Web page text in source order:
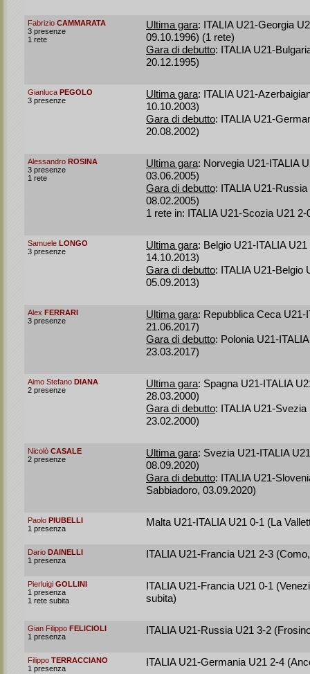
Fabrizio CAMMARATA
3 presenze
1 rete
Ultima gara: ITALIA U21-Georgia
09.10.1996) (1 rete)
Gara di debutto: ITALIA U21-
20.12.1995)
Gianluca PEGOLO
3 presenze
Ultima gara: ITALIA U21-
10.10.2003)
Gara di debutto: ITALIA U21-
20.08.2002)
Alessandro ROSINA
3 presenze
1 rete
Ultima gara: Norvegia U21-ITALIA
03.06.2005)
Gara di debutto: ITALIA U21-
08.02.2005)
1 rete in: ITALIA U21-Scozia U21
Samuele LONGO
3 presenze
Ultima gara: Belgio U21-ITALIA
14.10.2013)
Gara di debutto: ITALIA U21-Belgio
05.09.2013)
Alex FERRARI
3 presenze
Ultima gara: Repubblica Ceca U21-
21.06.2017)
Gara di debutto: Polonia U21-
23.03.2017)
Aimo Stefano DIANA
2 presenze
Ultima gara: Spagna U21-ITALIA
28.03.2000)
Gara di debutto: ITALIA U21-
23.02.2000)
Nicolò CASALE
2 presenze
Ultima gara: Svezia U21-ITALIA
08.09.2020)
Gara di debutto: ITALIA U21-
Sabbiadoro, 03.09.2020)
Paolo PIUBELLI
1 presenza
Malta U21-ITALIA U21 0-1 (La
Dario DAINELLI
1 presenza
ITALIA U21-Francia U21 2-3
Pierluigi GOLLINI
1 presenza
1 rete subita
ITALIA U21-Francia U21 0-1
subita)
Gian Filippo FELICIOLI
1 presenza
ITALIA U21-Russia U21 3-2
Filippo TERRACCIANO
1 presenza
ITALIA U21-Germania U21 2-4